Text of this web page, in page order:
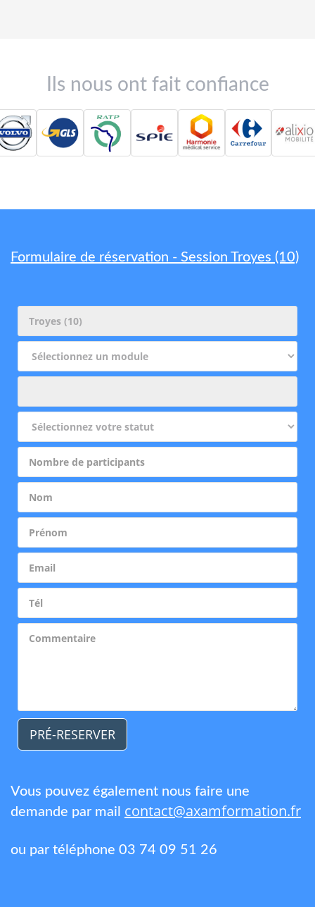
Ils nous ont fait confiance
Formulaire de réservation - Session Troyes (10)
PRÉ-RESERVER
Vous pouvez également nous faire une
demande par mail contact@axamformation.fr
ou par téléphone 03 74 09 51 26